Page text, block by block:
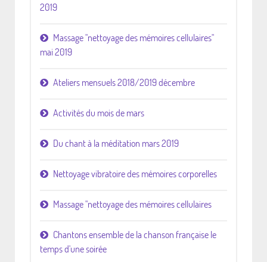
2019
Massage "nettoyage des mémoires cellulaires"
mai 2019
Ateliers mensuels 2018/2019 décembre
Activités du mois de mars
Du chant à la méditation mars 2019
Nettoyage vibratoire des mémoires corporelles
Massage "nettoyage des mémoires cellulaires
Chantons ensemble de la chanson française le
temps d'une soirée